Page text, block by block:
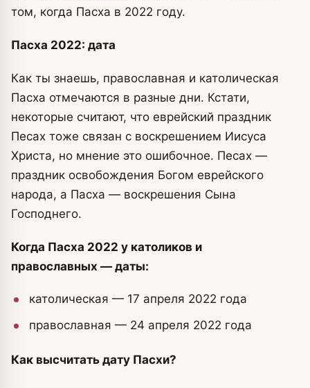
том, когда Пасха в 2022 году.
Пасха 2022: дата
Как ты знаешь, православная и католическая
Пасха отмечаются в разные дни. Кстати,
некоторые считают, что еврейский праздник
Песах тоже связан с воскрешением Иисуса
Христа, но мнение это ошибочное. Песах —
праздник освобождения Богом еврейского
народа, а Пасха — воскрешения Сына
Господнего.
Когда Пасха 2022 у католиков и
православных — даты:
католическая — 17 апреля 2022 года
православная — 24 апреля 2022 года
Как высчитать дату Пасхи?